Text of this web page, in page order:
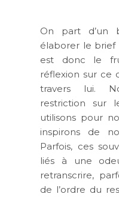
On part d’un
élaborer le brief
est donc le
réflexion sur ce
travers lui.
restriction sur
utilisons pour
inspirons de
Parfois, ces
liés à une
retranscrire,
de l’ordre du